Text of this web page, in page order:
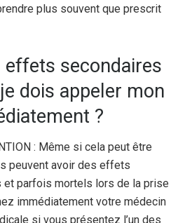
plus souvent que prescrit
effets secondaires
dois appeler mon
?
: Même si cela peut être
peuvent avoir des effets
et parfois mortels lors de la prise
immédiatement votre médecin
si vous présentez l’un des